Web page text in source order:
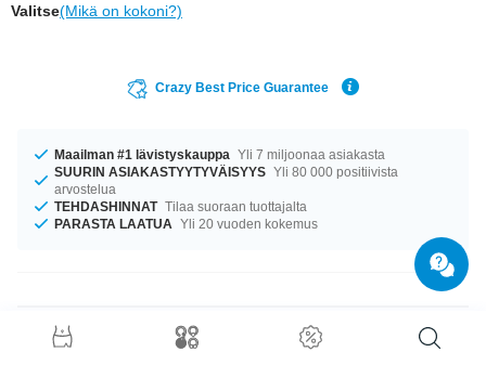
Valitse(Mikä on kokoni?)
Crazy Best Price Guarantee
Maailman #1 lävistyskauppa Yli 7 miljoonaa asiakasta
SUURIN ASIAKASTYYTYVÄISYYS Yli 80 000 positiivista
arvostelua
TEHDASHINNAT Tilaa suoraan tuottajalta
PARASTA LAATUA Yli 20 vuoden kokemus
Tuotetiedot